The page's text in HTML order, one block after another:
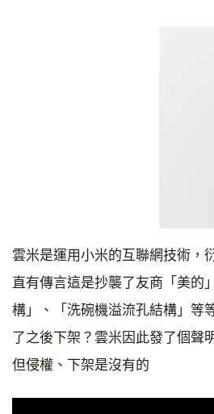
雲米是運用小米的互聯網技術，
直有傳言這是抄襲了友商「美的
構」、「洗碗機溢流孔結構」等
了之後下架？雲米因此發了個聲
但侵權、下架是沒有的